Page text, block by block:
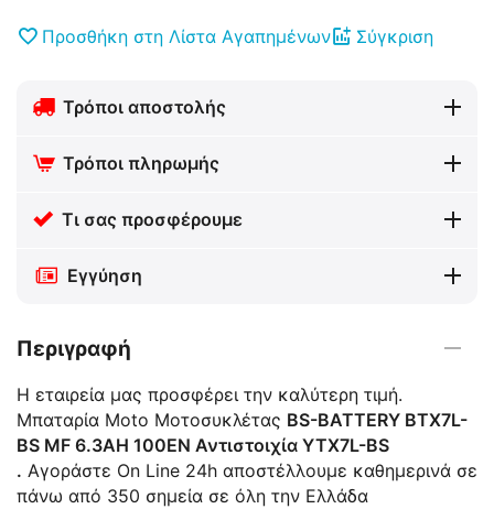
Προσθήκη στη Λίστα Αγαπημένων Σύγκριση
Τρόποι αποστολής
Τρόποι πληρωμής
Τι σας προσφέρουμε
Εγγύηση
Περιγραφή
Η εταιρεία μας προσφέρει την καλύτερη τιμή.
Μπαταρία Moto Μοτοσυκλέτας BS-BATTERY BTX7L-
BS MF 6.3AH 100EN Αντιστοιχία YTX7L-BS
. Αγοράστε On Line 24h αποστέλλουμε καθημερινά σε
πάνω από 350 σημεία σε όλη την Ελλάδα